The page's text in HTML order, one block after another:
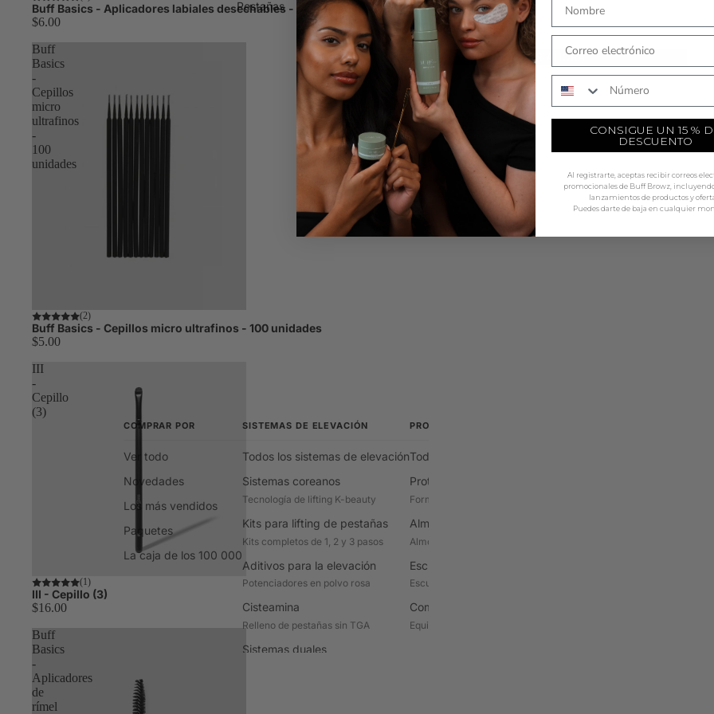
Pestañas
COMPRAR POR
Ver todo
Novedades
Los más vendidos
Paquetes
La caja de los 100 000
SISTEMAS DE ELEVACIÓN
Todos los sistemas de elevación
Sistemas coreanos
Tecnología de lifting K-beauty
Kits para lifting de pestañas
Kits completos de 1, 2 y 3 pasos
Aditivos para la elevación
Potenciadores en polvo rosa
Cisteamina
Relleno de pestañas sin TGA
Sistemas duales
PROTECTORES Y ALMOHADILLAS
Todos los protectores y almohadillas
Protectores de pestañas
Formas de lágrima y anatómicas
Almohadillas para los ojos
Almohadillas de silicona y adhesivas
Escudos coreanos
Escudos planos para K-lift
Compensadores
Equilibrio y colocación correcta
Buff Basics - Aplicadores labiales desechables - 50 unidades
$6.00
Buff
Basics
-
Cepillos
micro
ultrafinos
-
100
unidades
(2)
Buff Basics - Cepillos micro ultrafinos - 100 unidades
$5.00
III
-
Cepillo
(3)
Avísame (1)
III - Cepillo (3)
$16.00
Buff
Basics
-
Aplicadores
de
rímel
COMPRAR AHORA
CONSIGUE UN 15 %
DESCUENTO
Al registrarte, aceptas recibir correos
promocionales de Buff Browz,
lanzamientos de productos y
Puedes darte de baja en cualquier